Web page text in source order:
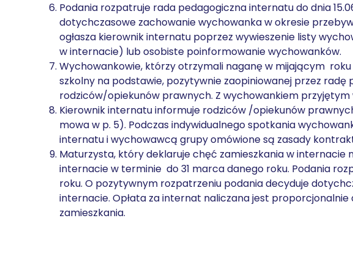
Podania rozpatruje rada pedagogiczna internatu do dnia
dotychczasowe zachowanie wychowanka w okresie
ogłasza kierownik internatu poprzez wywieszenie listy
w internacie) lub osobiste poinformowanie wychowanków.
Wychowankowie, którzy otrzymali naganę w mijającym
szkolny na podstawie, pozytywnie zaopiniowanej przez
rodziców/opiekunów prawnych. Z wychowankiem
Kierownik internatu informuje rodziców /opiekunów
mowa w p. 5). Podczas indywidualnego spotkania
internatu i wychowawcą grupy omówione są zasady
Maturzysta, który deklaruje chęć zamieszkania w internacie
internacie w terminie do 31 marca danego roku. Podania
roku. O pozytywnym rozpatrzeniu podania decyduje
internacie. Opłata za internat naliczana jest
zamieszkania.